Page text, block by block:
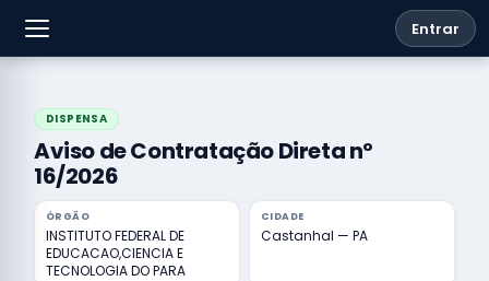
Entrar
DISPENSA
Aviso de Contratação Direta nº
16/2026
ÓRGÃO
INSTITUTO FEDERAL DE
EDUCACAO,CIENCIA E
TECNOLOGIA DO PARA
CIDADE
Castanhal — PA